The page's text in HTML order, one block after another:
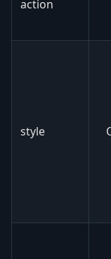
action
style